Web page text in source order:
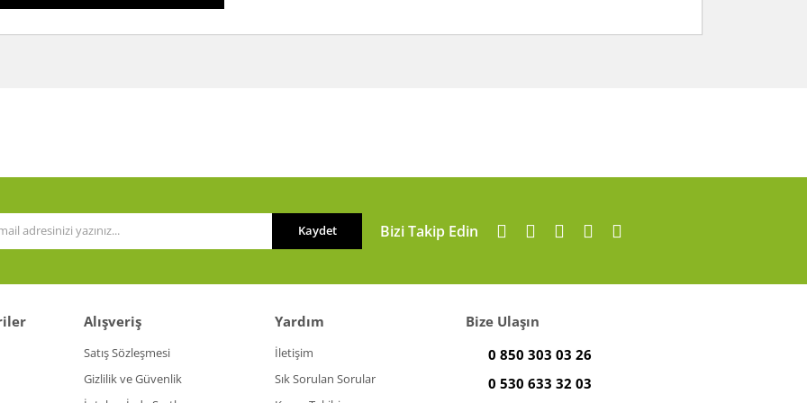
Kaydet Bizi Takip Edin
Alışveriş
Satış Sözleşmesi
Gizlilik ve Güvenlik
Yardım
İletişim
Sık Sorulan Sorular
Bize Ulaşın
0 850 303 03 26
0 530 633 32 03